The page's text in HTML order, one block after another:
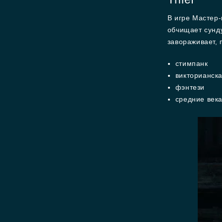
В игре
обчищает
завораживает,
стимпанк
фэнтези
средние века